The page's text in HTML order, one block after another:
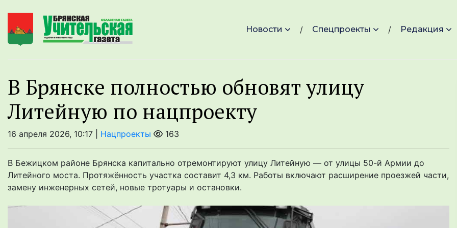
Новости Спецпроекты Редакция
В Брянске полностью обновят улицу
Литейную по нацпроекту
16 апреля 2026, 10:17 | Нацпроекты 163
В Бежицком районе Брянска капитально отремонтируют улицу Литейную — от улицы 50-й Армии до
Литейного моста. Протяжённость участка составит 4,3 км. Работы включают расширение проезжей части,
замену инженерных сетей, новые тротуары и остановки.